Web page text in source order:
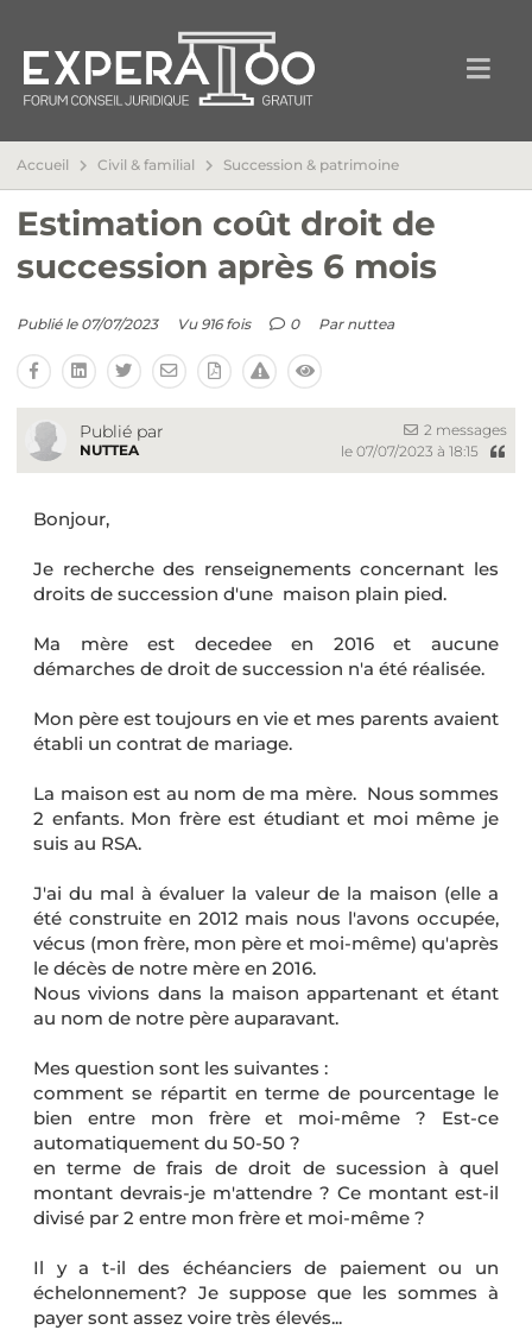
Accueil Civil & familial Succession & patrimoine
Estimation coût droit de
succession après 6 mois
Publié le 07/07/2023 Vu 916 fois 0 Par nuttea
Publié par
NUTTEA
2 messages
le 07/07/2023 à 18:15
Bonjour,
Je recherche des renseignements concernant les
droits de succession d'une maison plain pied.
Ma mère est decedee en 2016 et aucune
démarches de droit de succession n'a été réalisée.
Mon père est toujours en vie et mes parents avaient
établi un contrat de mariage.
La maison est au nom de ma mère. Nous sommes
2 enfants. Mon frère est étudiant et moi même je
suis au RSA.
J'ai du mal à évaluer la valeur de la maison (elle a
été construite en 2012 mais nous l'avons occupée,
vécus (mon frère, mon père et moi-même) qu'après
le décès de notre mère en 2016.
Nous vivions dans la maison appartenant et étant
au nom de notre père auparavant.
Mes question sont les suivantes :
comment se répartit en terme de pourcentage le
bien entre mon frère et moi-même ? Est-ce
automatiquement du 50-50 ?
en terme de frais de droit de sucession à quel
montant devrais-je m'attendre ? Ce montant est-il
divisé par 2 entre mon frère et moi-même ?
Il y a t-il des échéanciers de paiement ou un
échelonnement? Je suppose que les sommes à
payer sont assez voire très élevés...